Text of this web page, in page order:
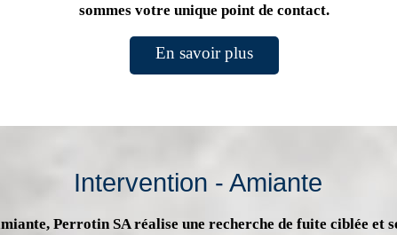
sommes votre unique point de contact.
En savoir plus
Intervention - Amiante
Perrotin SA réalise une recherche de fuite ciblée et